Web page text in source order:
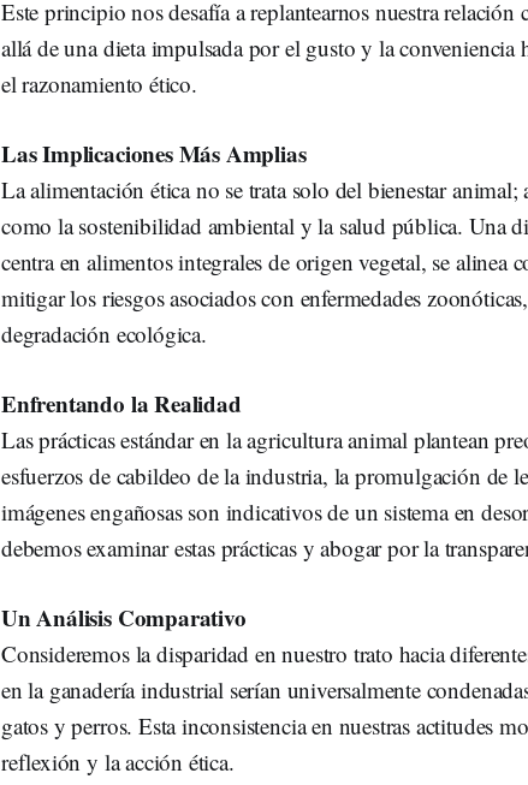
Este principio nos desafía a replantearnos nuestra
allá de una dieta impulsada por el gusto y la
el razonamiento ético.
Las Implicaciones Más Amplias
La alimentación ética no se trata solo del bienestar animal;
como la sostenibilidad ambiental y la salud pública. Una
centra en alimentos integrales de origen vegetal, se alinea
mitigar los riesgos asociados con enfermedades
degradación ecológica.
Enfrentando la Realidad
Las prácticas estándar en la agricultura animal plantean
esfuerzos de cabildeo de la industria, la promulgación de
imágenes engañosas son indicativos de un sistema en
debemos examinar estas prácticas y abogar por la
Un Análisis Comparativo
Consideremos la disparidad en nuestro trato hacia
en la ganadería industrial serían universalmente
gatos y perros. Esta inconsistencia en nuestras actitudes
reflexión y la acción ética.